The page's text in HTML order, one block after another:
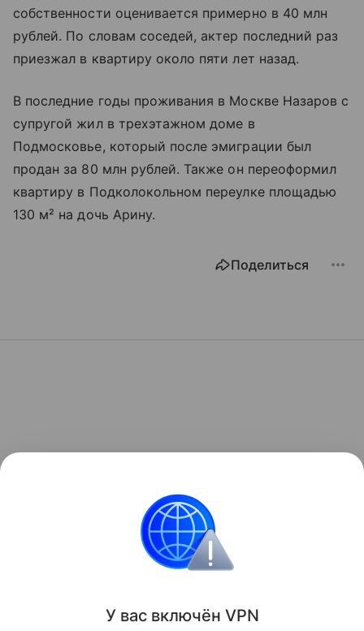
собственности оценивается примерно в 40 млн
рублей. По словам соседей, актер последний раз
приезжал в квартиру около пяти лет назад.
В последние годы проживания в Москве Назаров с
супругой жил в трехэтажном доме в
Подмосковье, который после эмиграции был
продан за 80 млн рублей. Также он переоформил
квартиру в Подколокольном переулке площадью
130 м² на дочь Арину.
Поделиться
У вас включён VPN